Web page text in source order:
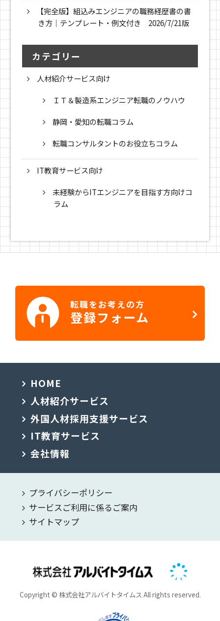
【完全版】組込みエンジニアの職務経歴書の書
き方｜テンプレート・例文付き 2026/7/21版
カテゴリー
人材紹介サービス向け
ＩＴ＆製造系エンジニア転職のノウハウ
静岡・愛知の転職コラム
転職コンサルタントのお役立ちコラム
IT教育サービス向け
未経験からITエンジニアを目指す方向けコ
ラム
転職をお考えの方
登録フォーム
HOME
人材紹介サービス
外国人材採用支援サービス
IT教育サービス
会社情報
プライバシーポリシー
サービスご利用に係るご案内
サイトマップ
Copyright © 株式会社アルバイトタイムス All rights reserved.